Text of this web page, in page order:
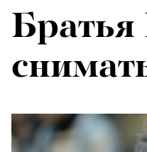
Братья